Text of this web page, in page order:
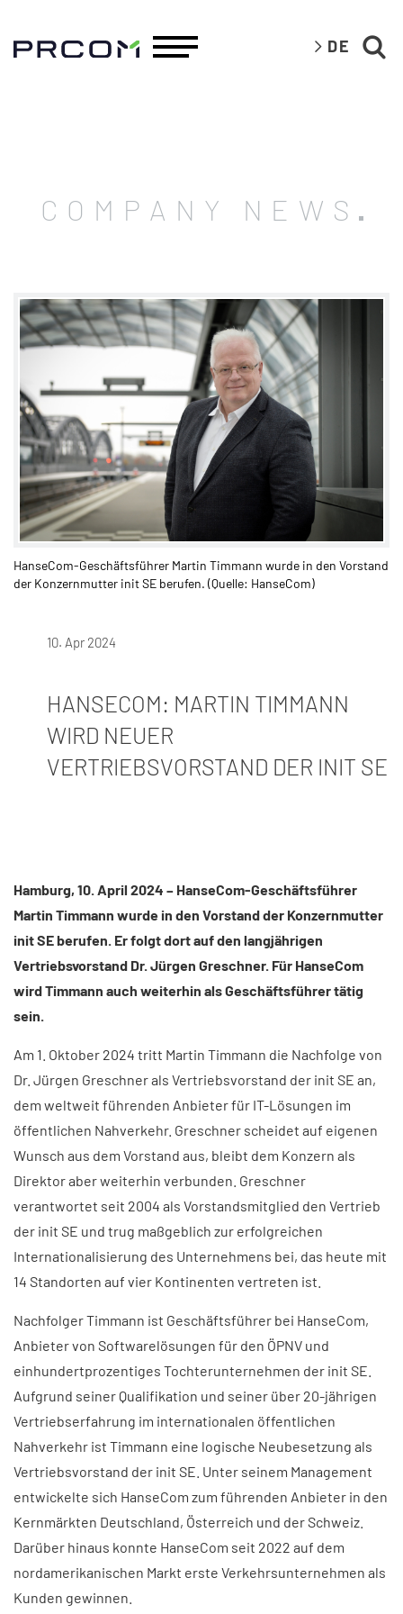
DE
COMPANY NEWS
HanseCom-Geschäftsführer Martin Timmann wurde in den Vorstand
der Konzernmutter init SE berufen. (Quelle: HanseCom)​
10. Apr 2024
HANSECOM: MARTIN TIMMANN
WIRD NEUER
VERTRIEBSVORSTAND DER INIT SE
Hamburg, 10. April 2024 – HanseCom-Geschäftsführer
Martin Timmann wurde in den Vorstand der Konzernmutter
init SE berufen. Er folgt dort auf den langjährigen
Vertriebsvorstand Dr. Jürgen Greschner. Für HanseCom
wird Timmann auch weiterhin als Geschäftsführer tätig
sein.
Am 1. Oktober 2024 tritt Martin Timmann die Nachfolge von
Dr. Jürgen Greschner als Vertriebsvorstand der init SE an,
dem weltweit führenden Anbieter für IT-Lösungen im
öffentlichen Nahverkehr. Greschner scheidet auf eigenen
Wunsch aus dem Vorstand aus, bleibt dem Konzern als
Direktor aber weiterhin verbunden. Greschner
verantwortet seit 2004 als Vorstandsmitglied den Vertrieb
der init SE und trug maßgeblich zur erfolgreichen
Internationalisierung des Unternehmens bei, das heute mit
14 Standorten auf vier Kontinenten vertreten ist.
Nachfolger Timmann ist Geschäftsführer bei HanseCom,
Anbieter von Softwarelösungen für den ÖPNV und
einhundertprozentiges Tochterunternehmen der init SE.
Aufgrund seiner Qualifikation und seiner über 20-jährigen
Vertriebserfahrung im internationalen öffentlichen
Nahverkehr ist Timmann eine logische Neubesetzung als
Vertriebsvorstand der init SE. Unter seinem Management
entwickelte sich HanseCom zum führenden Anbieter in den
Kernmärkten Deutschland, Österreich und der Schweiz.
Darüber hinaus konnte HanseCom seit 2022 auf dem
nordamerikanischen Markt erste Verkehrsunternehmen als
Kunden gewinnen.